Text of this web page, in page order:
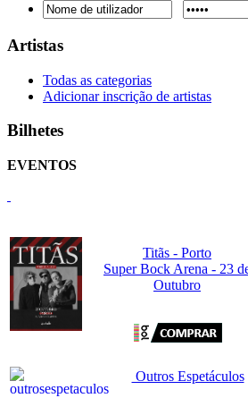
Artistas
Todas as categorias
Adicionar inscrição de artistas
Bilhetes
EVENTOS
Titãs - Porto
Super Bock Arena - 23
Outubro
Outros Espetáculos